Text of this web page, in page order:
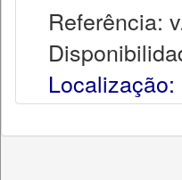
Referência:
Localização: